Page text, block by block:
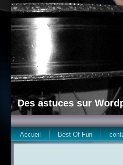
Des astuces sur
Accueil Best Of Fun